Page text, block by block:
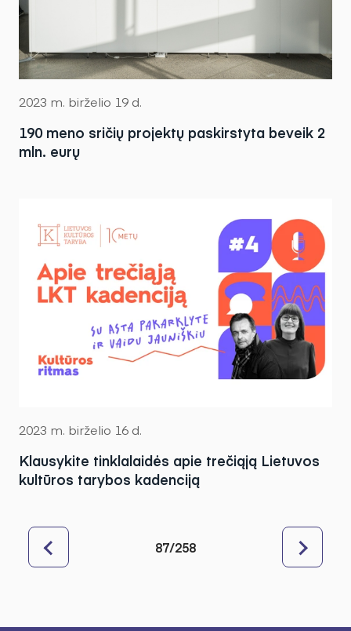
2023 m. birželio 19 d.
190 meno sričių projektų paskirstyta beveik 2
mln. eurų
2023 m. birželio 16 d.
Klausykite tinklalaidės apie trečiąją Lietuvos
kultūros tarybos kadenciją
87/258